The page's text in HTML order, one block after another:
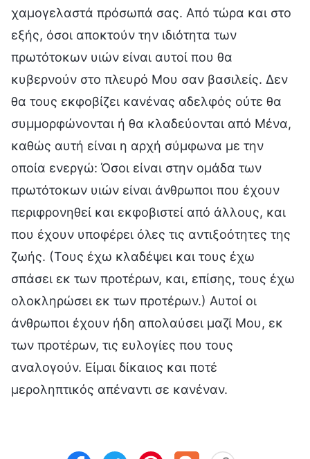
χαμογελαστά πρόσωπά σας. Από τώρα και στο
εξής, όσοι αποκτούν την ιδιότητα των
πρωτότοκων υιών είναι αυτοί που θα
κυβερνούν στο πλευρό Μου σαν βασιλείς. Δεν
θα τους εκφοβίζει κανένας αδελφός ούτε θα
συμμορφώνονται ή θα κλαδεύονται από Μένα,
καθώς αυτή είναι η αρχή σύμφωνα με την
οποία ενεργώ: Όσοι είναι στην ομάδα των
πρωτότοκων υιών είναι άνθρωποι που έχουν
περιφρονηθεί και εκφοβιστεί από άλλους, και
που έχουν υποφέρει όλες τις αντιξοότητες της
ζωής. (Τους έχω κλαδέψει και τους έχω
σπάσει εκ των προτέρων, και, επίσης, τους έχω
ολοκληρώσει εκ των προτέρων.) Αυτοί οι
άνθρωποι έχουν ήδη απολαύσει μαζί Μου, εκ
των προτέρων, τις ευλογίες που τους
αναλογούν. Είμαι δίκαιος και ποτέ
μεροληπτικός απέναντι σε κανέναν.